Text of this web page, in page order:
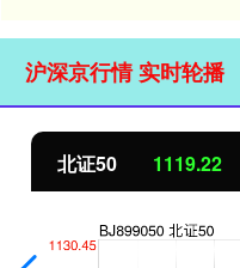
沪深京行情 实时轮播
北证50 1118.85